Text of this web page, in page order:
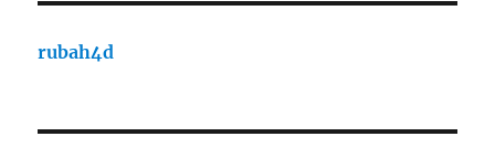
rubah4d